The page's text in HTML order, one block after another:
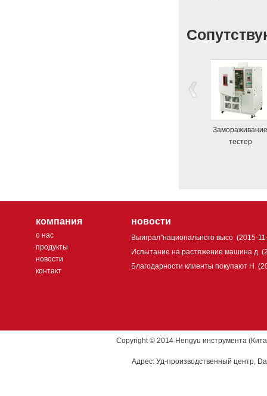
Замораживание
тестер
компания
о нас
продукты
новости
контакт
новости
Выиграл”национального высо (2015-
Испытание на растяжение машина д
Благодарности клиенты покупают H
Copyright © 2014 Hengyu инструмента
Адрес: Уд-производственный центр,